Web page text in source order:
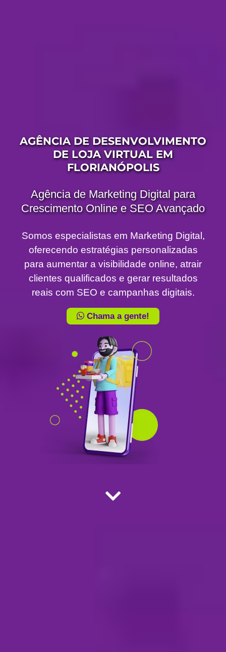
AGÊNCIA DE DESENVOLVIMENTO
DE LOJA VIRTUAL EM
FLORIANÓPOLIS
Agência de Marketing Digital para
Crescimento Online e SEO Avançado
Somos especialistas em Marketing Digital,
oferecendo estratégias personalizadas
para aumentar a visibilidade online, atrair
clientes qualificados e gerar resultados
reais com SEO e campanhas digitais.
Chama a gente!